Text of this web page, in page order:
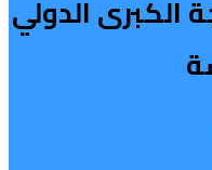
الدولي